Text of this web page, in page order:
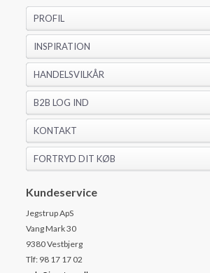
PROFIL
INSPIRATION
HANDELSVILKÅR
B2B LOG IND
KONTAKT
FORTRYD DIT KØB
Kundeservice
Jegstrup ApS
Vang Mark 30
9380 Vestbjerg
Tlf: 98 17 17 02